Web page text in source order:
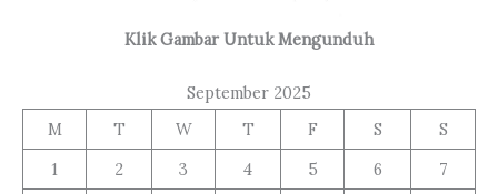
Klik Gambar Untuk Mengunduh
September 2025
M
T W T F S
S
1
2 3 4 5 6
7